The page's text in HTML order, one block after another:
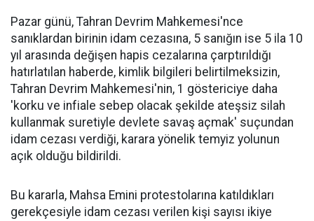
Pazar günü, Tahran Devrim Mahkemesi'nce
sanıklardan birinin idam cezasına, 5 sanığın ise 5 ila 10
yıl arasında değişen hapis cezalarına çarptırıldığı
hatırlatılan haberde, kimlik bilgileri belirtilmeksizin,
Tahran Devrim Mahkemesi'nin, 1 göstericiye daha
'korku ve infiale sebep olacak şekilde ateşsiz silah
kullanmak suretiyle devlete savaş açmak' suçundan
idam cezası verdiği, karara yönelik temyiz yolunun
açık olduğu bildirildi.
Bu kararla, Mahsa Emini protestolarına katıldıkları
gerekçesiyle idam cezası verilen kişi sayısı ikiye